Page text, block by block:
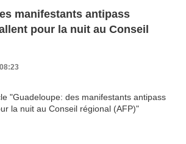
manifestants antipass
pour la nuit au Conseil